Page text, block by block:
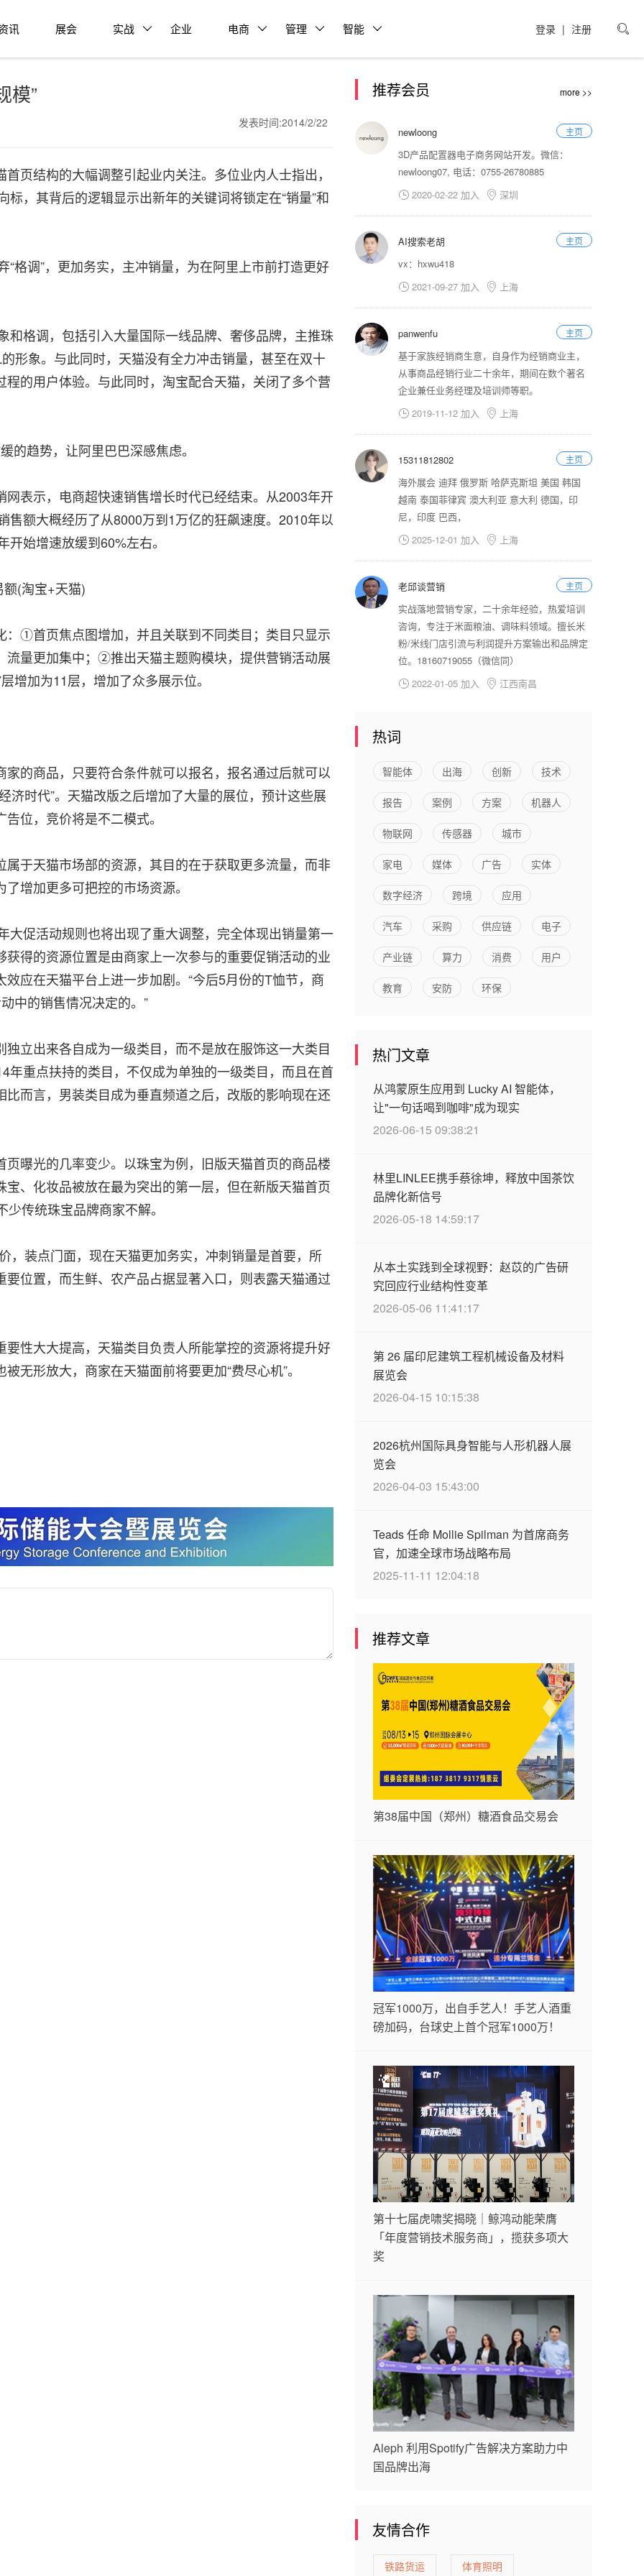

登录 | 注册
讯 展会 实战 企业 电商 管理 智能
模”
发表时间:2014/2/22
页结构的大幅调整引起业内关注。多位业内人士指出，
，其背后的逻辑显示出新年的关键词将锁定在“销量”和
格调”，更加务实，主冲销量，为在阿里上市前打造更好
和格调，包括引入大量国际一线品牌、奢侈品牌，主推珠
形象。与此同时，天猫没有全力冲击销量，甚至在双十
的用户体验。与此同时，淘宝配合天猫，关闭了多个营
的趋势，让阿里巴巴深感焦虑。
表示，电商超快速销售增长时代已经结束。从2003年开
售额大概经历了从8000万到1万亿的狂飙速度。2010年以
始增速放缓到60%左右。
(淘宝+天猫)
：①首页焦点图增加，并且关联到不同类目；类目只显示
流量更加集中；②推出天猫主题购模块，提供营销活动展
加为11层，增加了众多展示位。
的商品，只要符合条件就可以报名，报名通过后就可以
济时代”。天猫改版之后增加了大量的展位，预计这些展
位，竞价将是不二模式。
于天猫市场部的资源，其目的在于获取更多流量，而非
增加更多可把控的市场资源。
大促活动规则也将出现了重大调整，完全体现出销量第一
得的资源位置是由商家上一次参与的重要促销活动的业
应在天猫平台上进一步加剧。“今后5月份的T恤节，商
中的销售情况决定的。”
立出来各自成为一级类目，而不是放在服饰这一大类目
年重点扶持的类目，不仅成为单独的一级类目，而且在首
而言，男装类目成为垂直频道之后，改版的影响现在还
曝光的几率变少。以珠宝为例，旧版天猫首页的商品楼
、化妆品被放在最为突出的第一层，但在新版天猫首页
传统珠宝品牌商家不解。
，装点门面，现在天猫更加务实，冲刺销量是首要，所
位置，而生鲜、农产品占据显著入口，则表露天猫通过
性大大提高，天猫类目负责人所能掌控的资源将提升好
无形放大，商家在天猫面前将要更加“费尽心机”。
推荐会员 more >>
主页
newloong
3D产品配置器电子商务网站开发。微信：
newloong07, 电话：0755-26780885
 2020-02-22 加入  深圳
主页
AI搜索老胡
vx：hxwu418
 2021-09-27 加入  上海
主页
panwenfu
基于家族经销商生意，自身作为经销商业主，
从事商品经销行业二十余年，期间在数个著名
企业兼任业务经理及培训师等职。
 2019-11-12 加入  上海
主页
15311812802
海外展会 迪拜 俄罗斯 哈萨克斯坦 美国 韩国
越南 泰国菲律宾 澳大利亚 意大利 德国，印
尼，印度 巴西，
 2025-12-01 加入  上海
主页
老邱谈营销
实战落地营销专家，二十余年经验，热爱培训
咨询，专注于米面粮油、调味料领域。擅长米
粉/米线门店引流与利润提升方案输出和品牌定
位。18160719055（微信同）
 2022-01-05 加入  江西南昌
热词
智能体 出海 创新 技术
报告 案例 方案 机器人
物联网 传感器 城市
家电 媒体 广告 实体
数字经济 跨境 应用
汽车 采购 供应链 电子
产业链 算力 消费 用户
教育 安防 环保
热门文章
从鸿蒙原生应用到 Lucky AI 智能体，
让"一句话喝到咖啡"成为现实
2026-06-15 09:38:21
林里LINLEE携手蔡徐坤，释放中国茶饮
品牌化新信号
2026-05-18 14:59:17
从本土实践到全球视野：赵苡的广告研
究回应行业结构性变革
2026-05-06 11:41:17
第 26 届印尼建筑工程机械设备及材料
展览会
2026-04-15 10:15:38
2026杭州国际具身智能与人形机器人展
览会
2026-04-03 15:43:00
Teads 任命 Mollie Spilman 为首席商务
官，加速全球市场战略布局
2025-11-11 12:04:18
推荐文章
第38届中国（郑州）糖酒食品交易会
冠军1000万，出自手艺人！手艺人酒重
磅加码，台球史上首个冠军1000万！
第十七届虎啸奖揭晓｜鲸鸿动能荣膺
「年度营销技术服务商」，揽获多项大
奖
Aleph 利用Spotify广告解决方案助力中
国品牌出海
友情合作
铁路货运 体育照明